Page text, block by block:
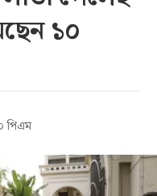
১০
পিএম